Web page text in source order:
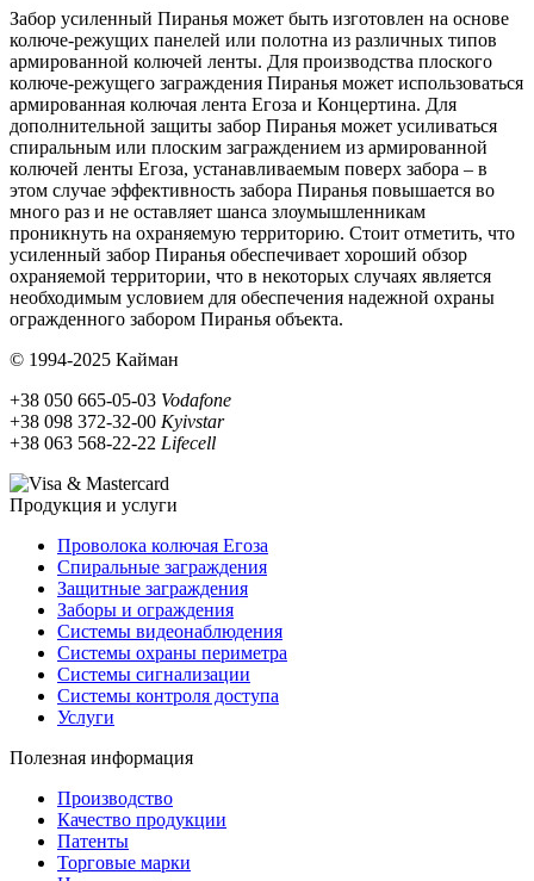
Забор усиленный Пиранья может быть изготовлен на основе
колюче-режущих панелей или полотна из различных типов
армированной колючей ленты. Для производства плоского
колюче-режущего заграждения Пиранья может использоваться
армированная колючая лента Егоза и Концертина. Для
дополнительной защиты забор Пиранья может усиливаться
спиральным или плоским заграждением из армированной
колючей ленты Егоза, устанавливаемым поверх забора – в
этом случае эффективность забора Пиранья повышается во
много раз и не оставляет шанса злоумышленникам
проникнуть на охраняемую территорию. Стоит отметить, что
усиленный забор Пиранья обеспечивает хороший обзор
охраняемой территории, что в некоторых случаях является
необходимым условием для обеспечения надежной охраны
огражденного забором Пиранья объекта.
© 1994-2025 Кайман
+38 050 665-05-03 Vodafone
+38 098 372-32-00 Kyivstar
+38 063 568-22-22 Lifecell
Продукция и услуги
Проволока колючая Егоза
Спиральные заграждения
Защитные заграждения
Заборы и ограждения
Системы видеонаблюдения
Системы охраны периметра
Системы сигнализации
Системы контроля доступа
Услуги
Полезная информация
Производство
Качество продукции
Патенты
Торговые марки